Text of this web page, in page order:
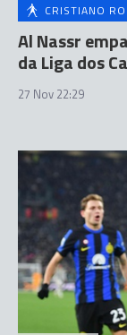
CRISTIANO
Al Nassr
da Liga dos
27 Nov 22:29